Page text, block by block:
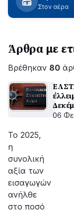
ώρες
εξέλιξη
οι
εργασίες
ΔΕΔΔΗΕ
για
την
της
Στον αέρα
Άρθρα με
Βρέθηκαν 80
06
Το 2025,
η
συνολική
αξία των
εισαγωγών
ανήλθε
στο ποσό